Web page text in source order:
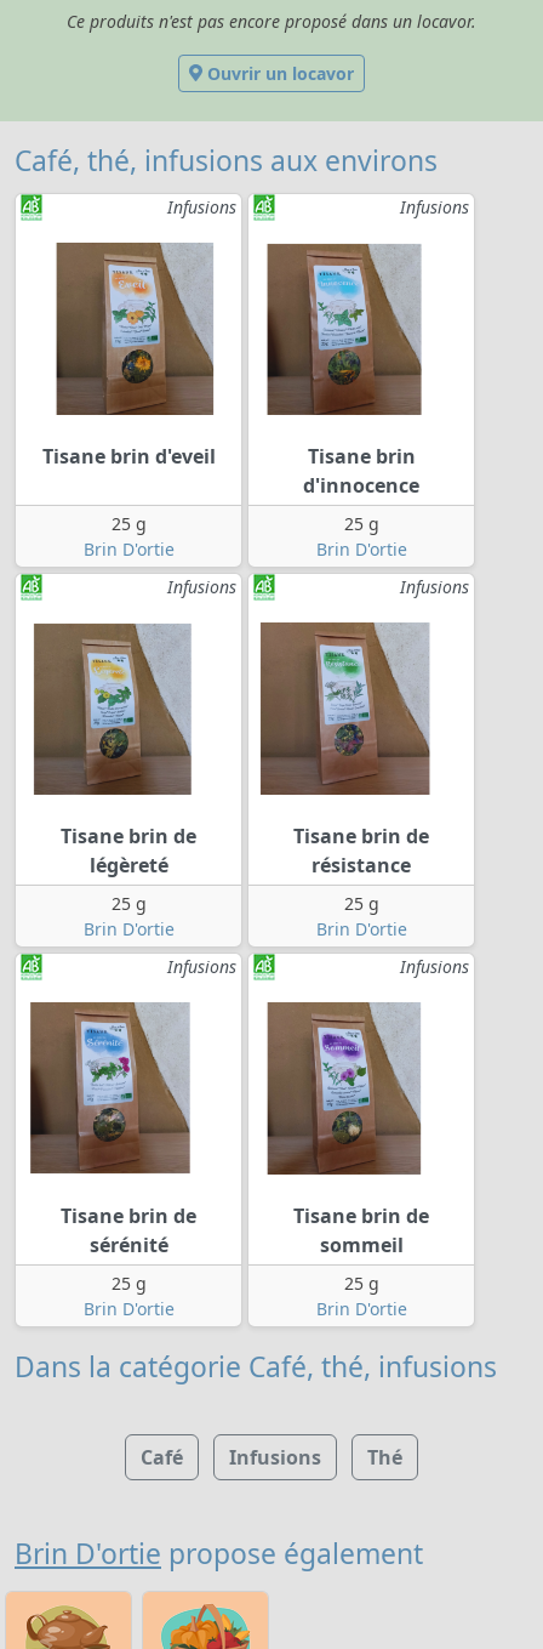
Ce produits n'est pas encore proposé dans un locavor.
Ouvrir un locavor
Café, thé, infusions aux environs
Infusions
Tisane brin d'eveil
25 g
Brin D'ortie
Infusions
Tisane brin
d'innocence
25 g
Brin D'ortie
Infusions
Tisane brin de
légèreté
25 g
Brin D'ortie
Infusions
Tisane brin de
résistance
25 g
Brin D'ortie
Infusions
Tisane brin de
sérénité
25 g
Brin D'ortie
Infusions
Tisane brin de
sommeil
25 g
Brin D'ortie
Dans la catégorie Café, thé, infusions
Café Infusions Thé
Brin D'ortie propose également